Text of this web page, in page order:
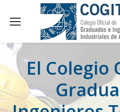
El Colegio